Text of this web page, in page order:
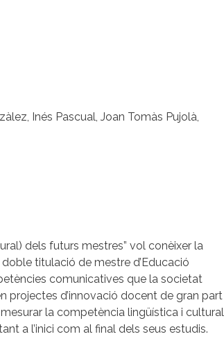
Inés Pascual, Joan Tomàs Pujolà,
dels futurs mestres” vol conèixer la
titulació de mestre d’Educació
comunicatives que la societat
projectes d’innovació docent de gran part
la competència lingüística i cultural
a l’inici com al final dels seus estudis.